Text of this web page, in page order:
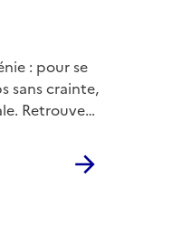
: pour se
sans crainte,
Retrouvez